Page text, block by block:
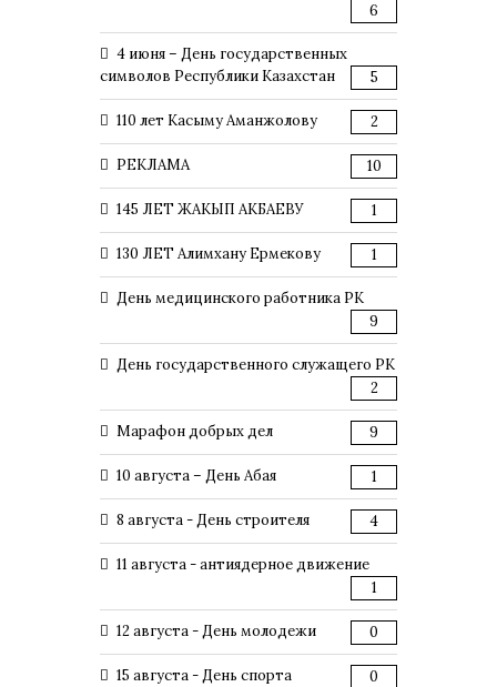
6
4 июня – День государственных
символов Республики Казахстан
5
110 лет Касыму Аманжолову 2
РЕКЛАМА 10
145 ЛЕТ ЖАКЫП АКБАЕВУ 1
130 ЛЕТ Алимхану Ермекову 1
День медицинского работника РК
9
День государственного служащего РК
2
Марафон добрых дел 9
10 августа – День Абая 1
8 августа - День строителя 4
11 августа - антиядерное движение
1
12 августа - День молодежи 0
15 августа - День спорта 0